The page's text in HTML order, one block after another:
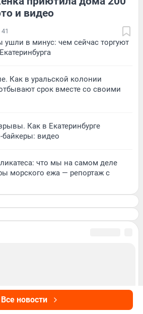
Все новости
и видео
41
ушли в минус: чем сейчас торгуют
Как в уральской колонии
срок вместе со своими
Как в Екатеринбурге
байкеры: видео
что мы на самом деле
морского ежа — репортаж с